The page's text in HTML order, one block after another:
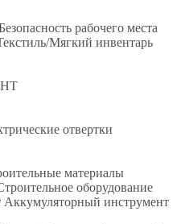
рабочего места
Мягкий инвентарь
отвертки
материалы
оборудование
Аккумуляторный инструмент